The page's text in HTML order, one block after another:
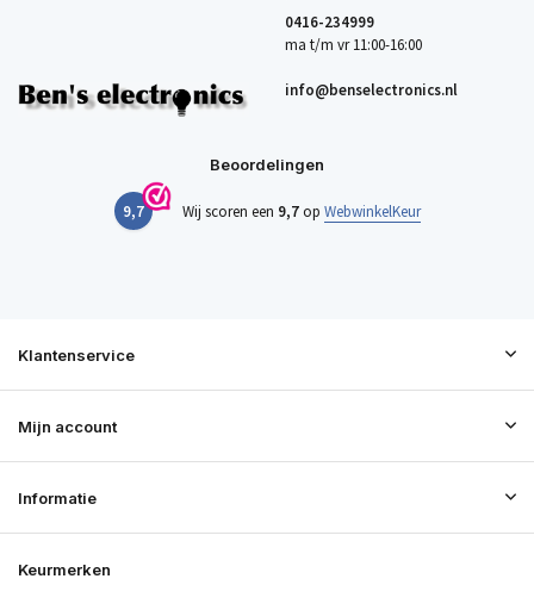
0416-234999
ma t/m vr 11:00-16:00
info@benselectronics.nl
Beoordelingen
9,7 Wij scoren een 9,7op WebwinkelKeur
Klantenservice
Mijn account
Informatie
Keurmerken